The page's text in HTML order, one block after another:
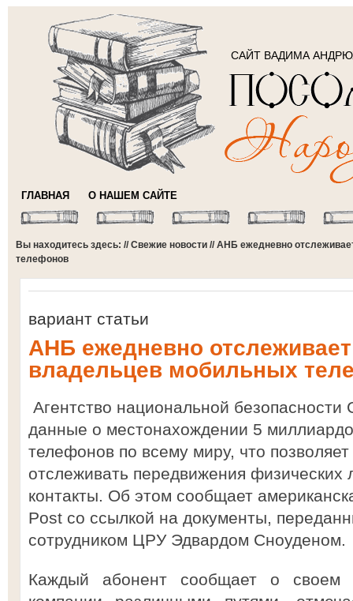
САЙТ ВАДИМА
ГЛАВНАЯ О НАШЕМ САЙТЕ
Вы находитесь здесь: //Свежие новости // АНБ ежедневно
телефонов
вариант статьи
АНБ ежедневно
владельцев мобильных
Агентство национальной
данные о местонахождении 5
телефонов по всему миру, что
отслеживать передвижения физических
контакты. Об этом сообщает
Post со ссылкой на документы,
сотрудником ЦРУ Эдвардом Сноуденом.
Каждый абонент сообщает о своем